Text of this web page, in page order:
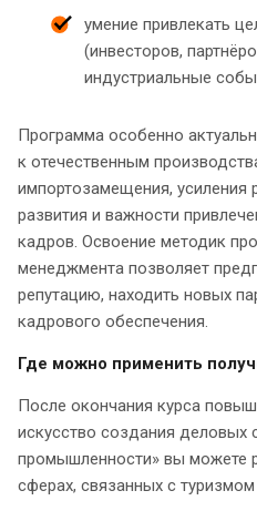
умение привлекать
(инвесторов,
индустриальные
Программа особенно
к отечественным
импортозамещения, усиления
развития и важности
кадров. Освоение методик
менеджмента позволяет
репутацию, находить новых
кадрового обеспечения.
Где можно применить
После окончания курса
искусство создания деловых
промышленности» вы можете
сферах, связанных с